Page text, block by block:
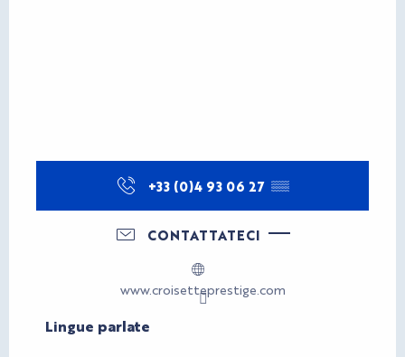
+33 (0)4 93 06 27 ▒▒
CONTATTATECI
www.croisetteprestige.com
Lingue parlate
Lingue parlate